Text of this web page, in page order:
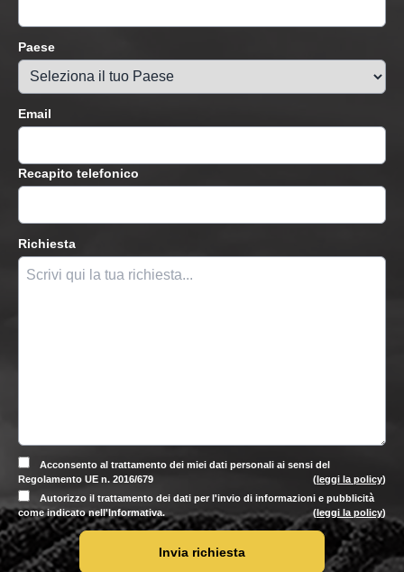
Paese
Email
Recapito telefonico
Richiesta
Acconsento al trattamento dei miei dati personali ai sensi del
Regolamento UE n. 2016/679
(leggi la policy)
Autorizzo il trattamento dei dati per l'invio di informazioni e pubblicità
come indicato nell'Informativa.
(leggi la policy)
Invia richiesta